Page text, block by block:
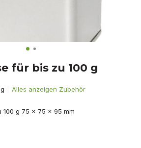
für bis zu 100 g
Alles anzeigen Zubehör
100 g 75 x 75 x 95 mm